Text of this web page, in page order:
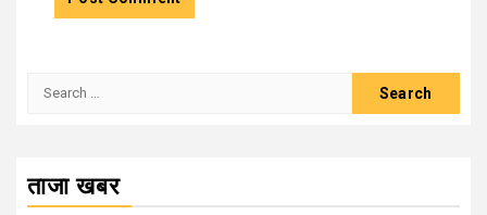
Search
ताजा खबर